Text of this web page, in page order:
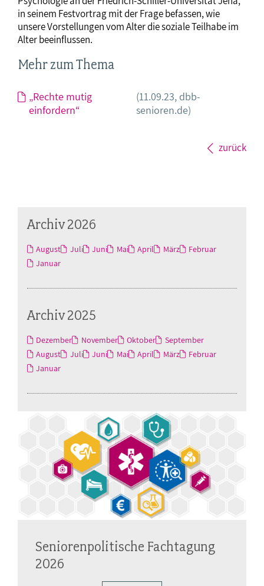
in seinem Festvortrag mit der Frage befassen, wie
unsere Vorstellungen vom Alter die soziale Teilhabe im
Alter beeinflussen.
Mehr zum Thema
„Rechte mutig
einfordern“
(11.09.23, dbb-
senioren.de)
zurück
Archiv 2026
August Juli Juni Mai April März
Februar
Januar
Archiv 2025
Dezember November Oktober
September
August
Juli Juni Mai April März
Februar
Januar
Seniorenpolitische Fachtagung
2026